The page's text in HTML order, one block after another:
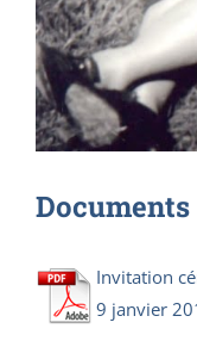
Invitation
9 janvier